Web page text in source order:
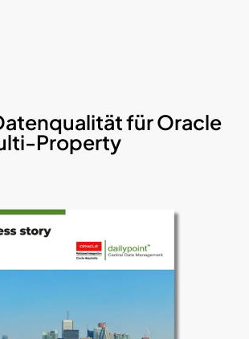
für Oracle
Property